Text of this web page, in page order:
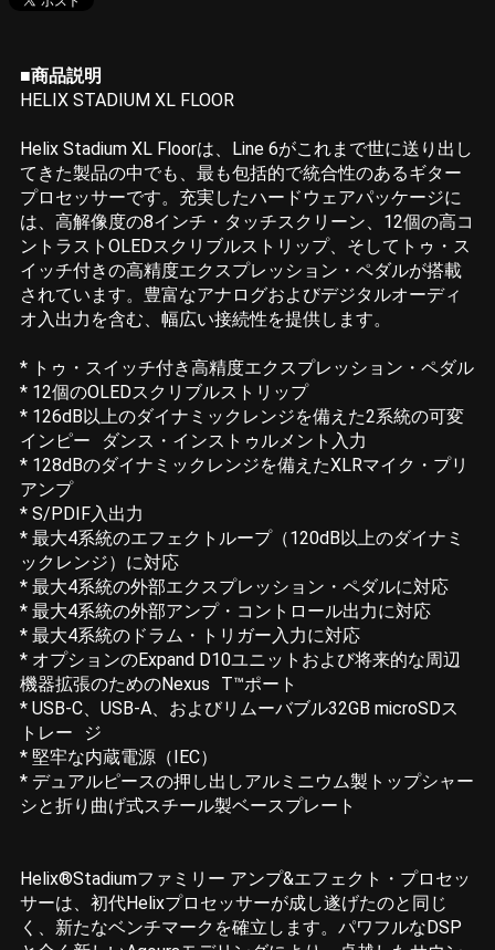
■商品説明
HELIX STADIUM XL FLOOR
Helix Stadium XL Floorは、Line 6がこれまで世に送り出し
てきた製品の中でも、最も包括的で統合性のあるギター
プロセッサーです。充実したハードウェアパッケージに
は、高解像度の8インチ・タッチスクリーン、12個の高コ
ントラストOLEDスクリブルストリップ、そしてトゥ・ス
イッチ付きの高精度エクスプレッション・ペダルが搭載
されています。豊富なアナログおよびデジタルオーディ
オ入出力を含む、幅広い接続性を提供します。
* トゥ・スイッチ付き高精度エクスプレッション・ペダル
* 12個のOLEDスクリブルストリップ
* 126dB以上のダイナミックレンジを備えた2系統の可変
インピー ダンス・インストゥルメント入力
* 128dBのダイナミックレンジを備えたXLRマイク・プリ
アンプ
* S/PDIF入出力
* 最大4系統のエフェクトループ（120dB以上のダイナミ
ックレンジ）に対応
* 最大4系統の外部エクスプレッション・ペダルに対応
* 最大4系統の外部アンプ・コントロール出力に対応
* 最大4系統のドラム・トリガー入力に対応
* オプションのExpand D10ユニットおよび将来的な周辺
機器拡張のためのNexus T™ポート
* USB-C、USB-A、およびリムーバブル32GB microSDス
トレー ジ
* 堅牢な内蔵電源（IEC）
* デュアルピースの押し出しアルミニウム製トップシャー
シと折り曲げ式スチール製ベースプレート
Helix®Stadiumファミリー アンプ&エフェクト・プロセッ
サーは、初代Helixプロセッサーが成し遂げたのと同じ
く、新たなベンチマークを確立します。パワフルなDSP